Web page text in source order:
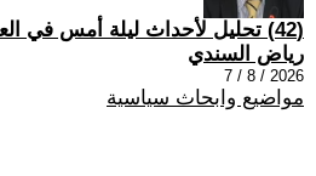
(42) تحليل لأحداث ليلة أمس في العراق
رياض السندي
2026 / 8 / 7
مواضيع وابحاث سياسية